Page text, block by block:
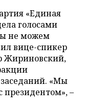
«Единая
голосами
не можем
вице-спикер
Жириновский,
«Мы
президентом», –